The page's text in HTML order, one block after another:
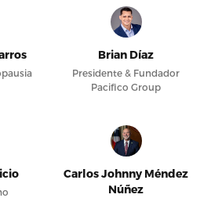
Brian Díaz
Presidente & Fundador
Pacifico Group
Carlos Johnny Méndez
Núñez